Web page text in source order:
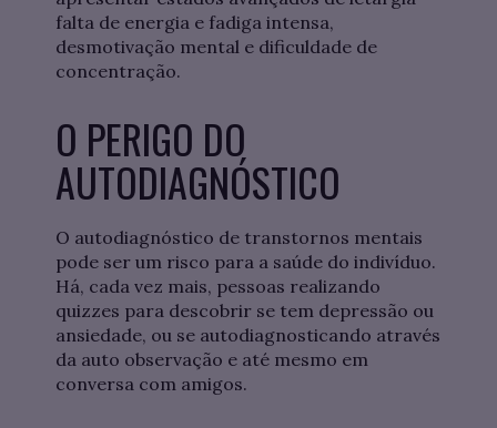
falta de energia e fadiga intensa,
desmotivação mental e dificuldade de
concentração.
O PERIGO DO
AUTODIAGNÓSTICO
O autodiagnóstico de transtornos mentais
pode ser um risco para a saúde do indivíduo.
Há, cada vez mais, pessoas realizando
quizzes para descobrir se tem depressão ou
ansiedade, ou se autodiagnosticando através
da auto observação e até mesmo em
conversa com amigos.